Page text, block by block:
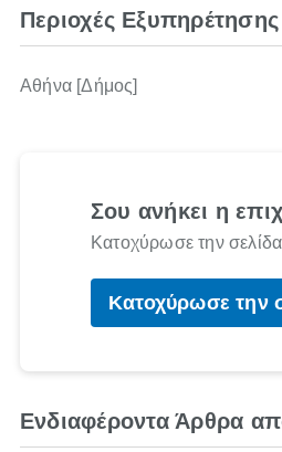
Περιοχές Εξυπηρέτησης
Αθήνα [Δήμος]
Σου ανήκει η
Κατοχύρωσε την
Κατοχύρωσε την
Ενδιαφέροντα Άρθρα